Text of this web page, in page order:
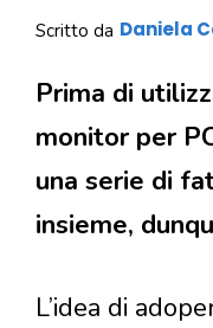
Scritto da Daniela
Prima di
monitor per
una serie di
insieme,
L’idea di